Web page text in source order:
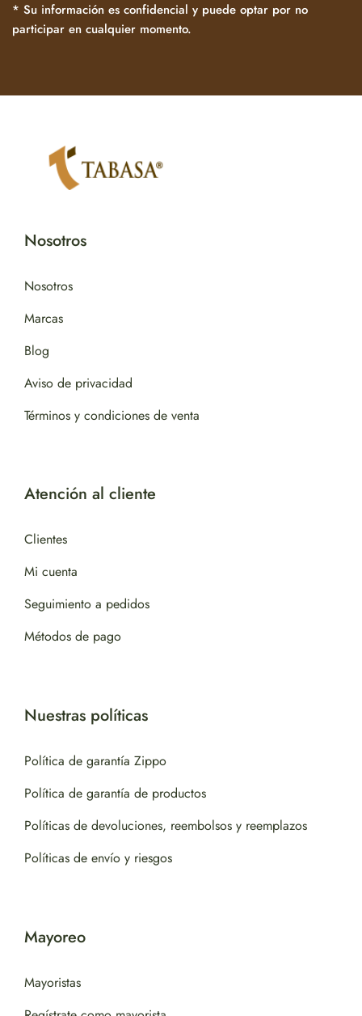
* Su información es confidencial y puede optar por no
participar en cualquier momento.
Nosotros
Nosotros
Marcas
Blog
Aviso de privacidad
Términos y condiciones de venta
Atención al cliente
Clientes
Mi cuenta
Seguimiento a pedidos
Métodos de pago
Nuestras políticas
Política de garantía Zippo
Política de garantía de productos
Políticas de devoluciones, reembolsos y reemplazos
Políticas de envío y riesgos
Mayoreo
Mayoristas